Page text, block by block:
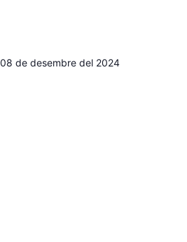
de desembre del 2024